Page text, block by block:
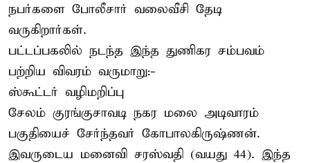
நபர்களை போலீசார் வலைவீசி தேடி
வருகிறார்கள்.
பட்டப்பகலில் நடந்த இந்த துணிகர சம்பவம்
பற்றிய விவரம் வருமாறு:-
ஸ்கூட்டர் வழிமறிப்பு
சேலம் குரங்குசாவடி நகர மலை அடிவாரம்
பகுதியைச் சேர்ந்தவர் கோபாலகிருஷ்ணன்.
இவருடைய மனைவி சரஸ்வதி (வயது 44). இந்த